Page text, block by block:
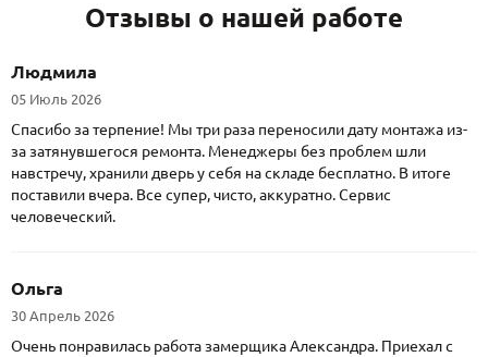
Отзывы о нашей работе
Людмила
05 Июль 2026
Спасибо за терпение! Мы три раза переносили дату монтажа из-
за затянувшегося ремонта. Менеджеры без проблем шли
навстречу, хранили дверь у себя на складе бесплатно. В итоге
поставили вчера. Все супер, чисто, аккуратно. Сервис
человеческий.
Ольга
30 Апрель 2026
Очень понравилась работа замерщика Александра. Приехал с